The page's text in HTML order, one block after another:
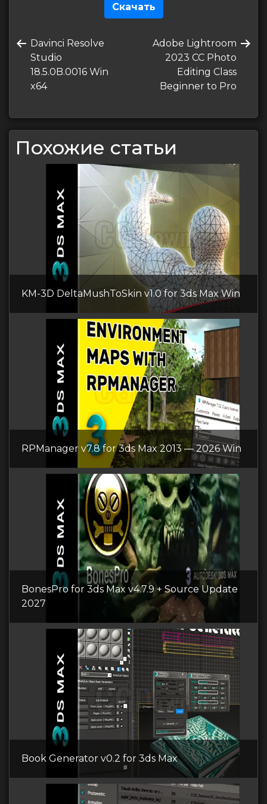
Скачать
по
записям
Предыдущая
запись
Davinci Resolve
Studio
18.5.0B.0016 Win
x64
Следующая
запись
Adobe Lightroom
2023 CC Photo
Editing Class
Beginner to Pro
Похожие статьи
KM-3D DeltaMushToSkin v1.0 for 3ds Max Win
RPManager v7.8 for 3ds Max 2013 — 2026 Win
BonesPro for 3ds Max v4.7.9 + Source Update
2027
Book Generator v0.2 for 3ds Max